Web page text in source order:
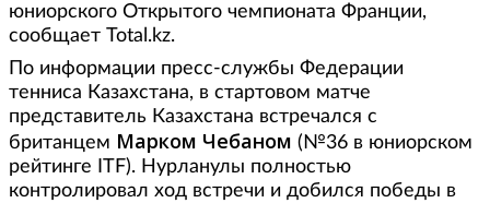
юниорского Открытого чемпионата Франции,
сообщает Total.kz.
По информации пресс-службы Федерации
тенниса Казахстана, в стартовом матче
представитель Казахстана встречался с
британцем Марком Чебаном (№36 в юниорском
рейтинге ITF). Нурланулы полностью
контролировал ход встречи и добился победы в